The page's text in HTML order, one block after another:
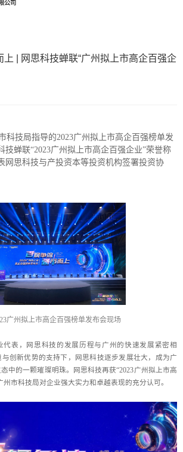
公司
上 | 网思科技蝉联“广州拟上市高企百强企
科技局指导的2023广州拟上市高企百强榜单发
技蝉联“2023广州拟上市高企百强企业”荣誉称
网思科技与产投资本等投资机构签署投资协
广州拟上市高企百强榜单发布会现场
代表，网思科技的发展历程与广州的快速发展紧密相
创新优势的支持下，网思科技逐步发展壮大，成为广
中的一颗璀璨明珠。网思科技再获“2023广州拟上市高
市科技局对企业强大实力和卓越表现的充分认可。